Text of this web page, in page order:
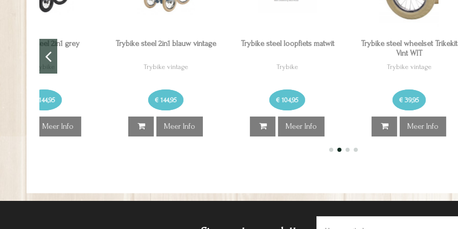
Trybike steel 2in1 blauw vintage Trybike steel loopfiets matwit
Trybike steel wheelset Trikekit
Trybike